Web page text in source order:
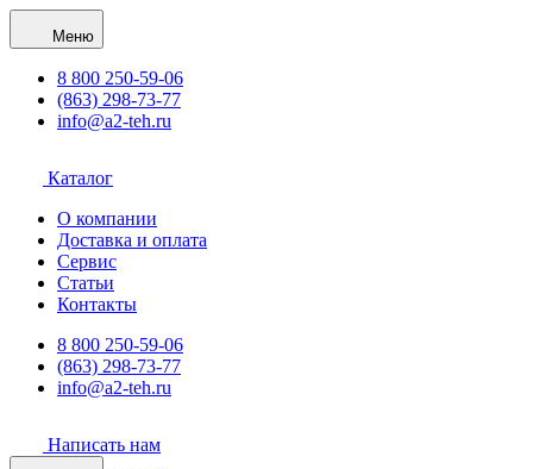
Меню
8 800 250-59-06
(863) 298-73-77
info@a2-teh.ru
Каталог
О компании
Доставка и оплата
Сервис
Статьи
Контакты
8 800 250-59-06
(863) 298-73-77
info@a2-teh.ru
Написать нам